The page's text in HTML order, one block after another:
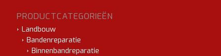
PRODUCTCATEGORIEËN
Landbouw
Bandenreparatie
Binnenbandreparatie